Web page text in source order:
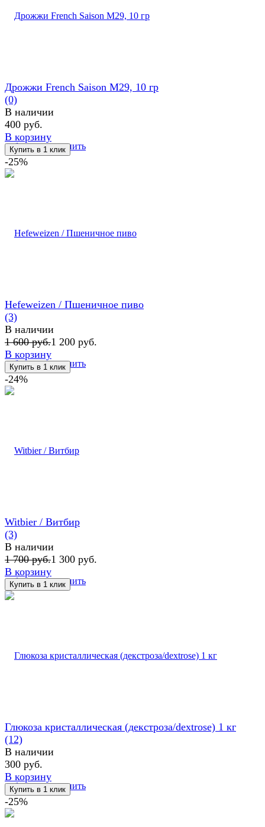
избранное сравнить
Дрожжи French Saison M29, 10 гр
(0)
В наличии
400 руб.
В корзину
-25%
избранное сравнить
Hefeweizen / Пшеничное пиво
(3)
В наличии
1 600 руб.1 200 руб.
В корзину
-24%
избранное сравнить
Witbier / Витбир
(3)
В наличии
1 700 руб.1 300 руб.
В корзину
избранное сравнить
Глюкоза кристаллическая (декстроза/dextrose) 1 кг
(12)
В наличии
300 руб.
В корзину
-25%